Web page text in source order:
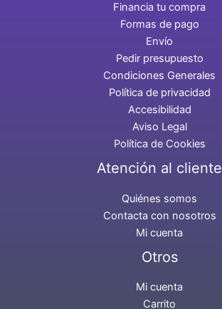
Financia tu compra
Formas de pago
Envío
Pedir presupuesto
Condiciones Generales
Política de privacidad
Accesibilidad
Aviso Legal
Política de Cookies
Atención al cliente
Quiénes somos
Contacta con nosotros
Mi cuenta
Otros
Mi cuenta
Carrito